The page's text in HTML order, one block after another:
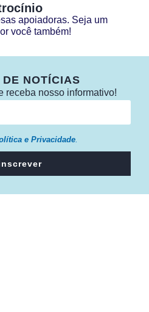
apoiadoras. Seja um
você também!
NOTÍCIAS
receba nosso informativo!
e Privacidade